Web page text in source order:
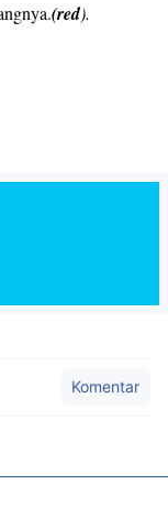
(red).
Komentar